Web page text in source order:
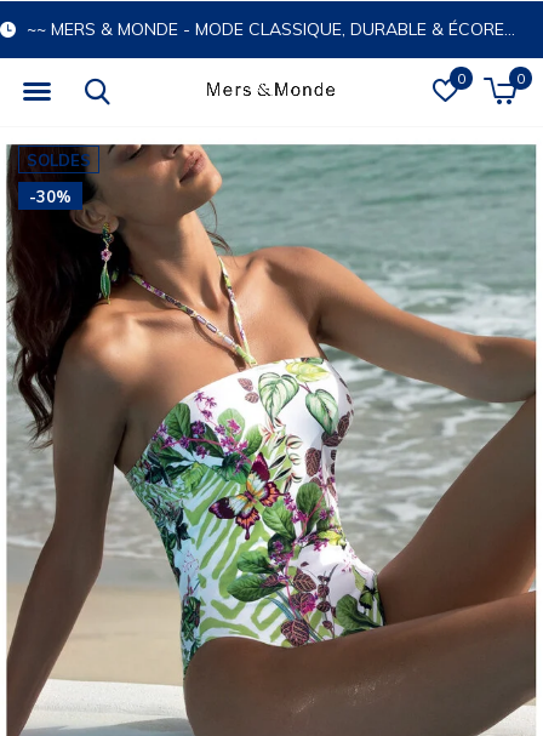
0 0
~~ MERS & MONDE - MODE CLASSIQUE, DURABLE & ÉCORESPONSABLE
SOLDES
-30%